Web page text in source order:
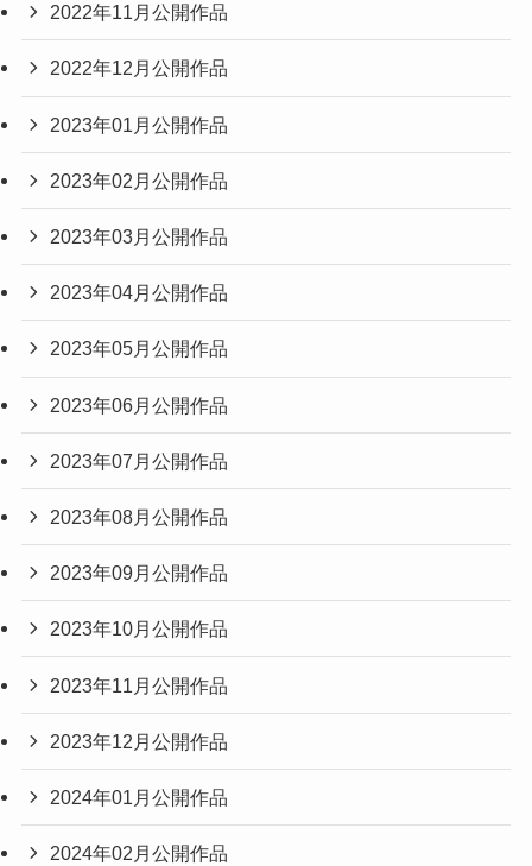
2022年11月公開作品
2022年12月公開作品
2023年01月公開作品
2023年02月公開作品
2023年03月公開作品
2023年04月公開作品
2023年05月公開作品
2023年06月公開作品
2023年07月公開作品
2023年08月公開作品
2023年09月公開作品
2023年10月公開作品
2023年11月公開作品
2023年12月公開作品
2024年01月公開作品
2024年02月公開作品